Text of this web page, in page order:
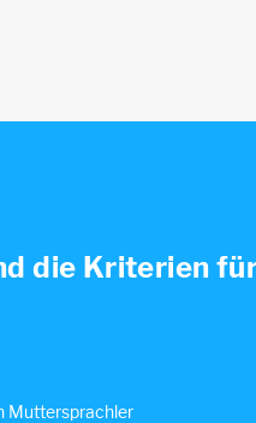
die Kriterien
Muttersprachler